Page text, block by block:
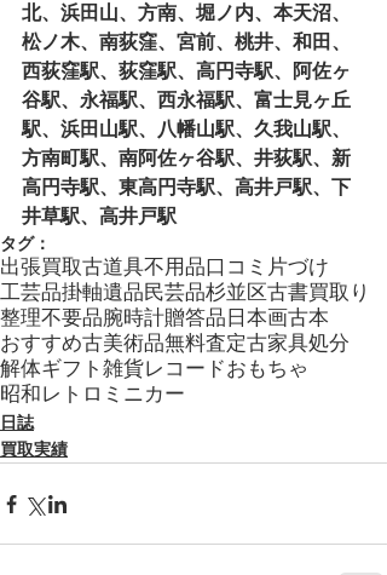
北、浜田山、方南、堀ノ内、本天沼、
松ノ木、南荻窪、宮前、桃井、和田、
西荻窪駅、荻窪駅、高円寺駅、阿佐ヶ
谷駅、永福駅、西永福駅、富士見ヶ丘
駅、浜田山駅、八幡山駅、久我山駅、
方南町駅、南阿佐ヶ谷駅、井荻駅、新
高円寺駅、東高円寺駅、高井戸駅、下
井草駅、高井戸駅
タグ：
出張買取古道具不用品 口コミ 片づけ
工芸品掛軸遺品民芸品杉並区古書買取り
整理不要品腕時計贈答品 日本画古本
おすすめ古美術品無料査定古家具処分
解体ギフト 雑貨レコードおもちゃ
昭和レトロ ミニカー
日誌
買取実績